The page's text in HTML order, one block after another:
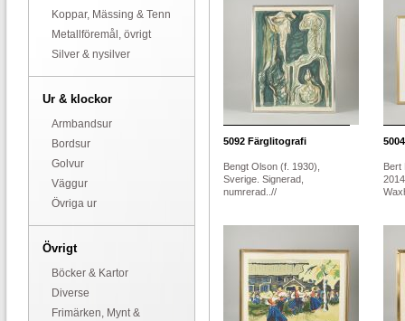
Koppar, Mässing & Tenn
Metallföremål, övrigt
Silver & nysilver
Ur & klockor
Armbandsur
Bordsur
Golvur
Väggur
Övriga ur
Övrigt
Böcker & Kartor
Diverse
Frimärken, Mynt &
5092 Färglitografi
Bengt Olson (f. 1930),
Sverige. Signerad,
numrerad..//
5004
Bert